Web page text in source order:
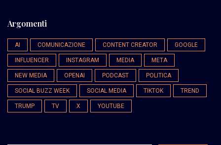
Argomenti
AI COMUNICAZIONE CONTENT CREATOR GOOGLE
INFLUENCER INSTAGRAM MEDIA META
NEW MEDIA OPENAI PODCAST POLITICA
SOCIAL BUZZ WEEK SOCIAL MEDIA TIKTOK TREND
TRUMP TV X YOUTUBE